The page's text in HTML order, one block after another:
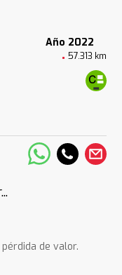
Año 2022
57.313 km
de valor.